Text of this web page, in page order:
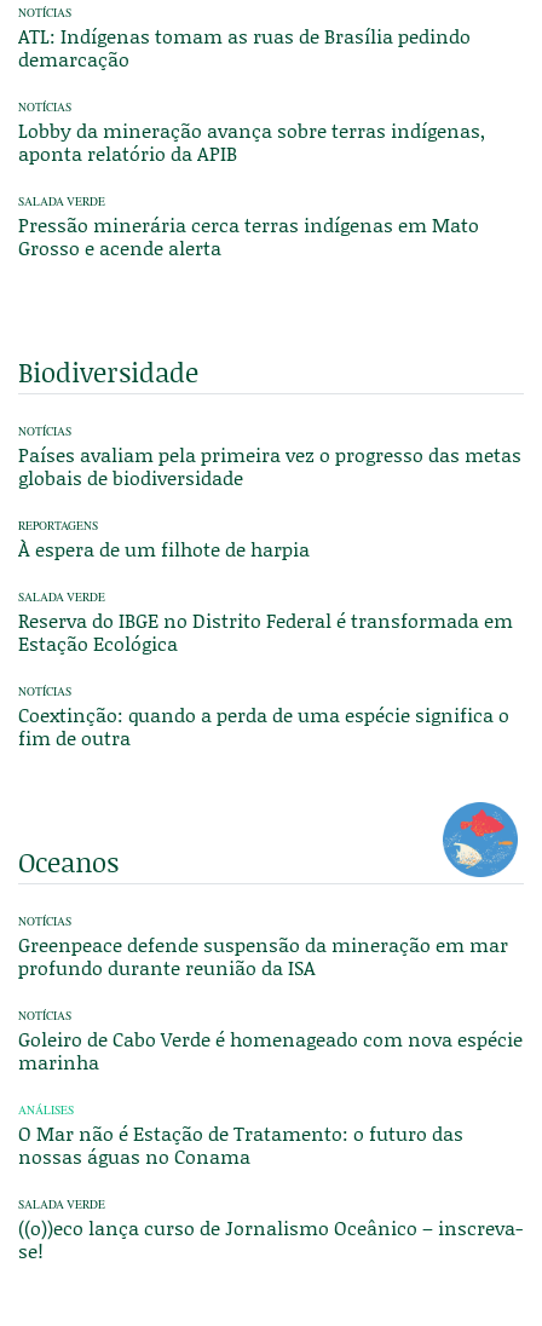
NOTÍCIAS
ATL: Indígenas tomam as ruas de Brasília pedindo
demarcação
NOTÍCIAS
Lobby da mineração avança sobre terras indígenas,
aponta relatório da APIB
SALADA VERDE
Pressão minerária cerca terras indígenas em Mato
Grosso e acende alerta
Biodiversidade
NOTÍCIAS
Países avaliam pela primeira vez o progresso das metas
globais de biodiversidade
REPORTAGENS
À espera de um filhote de harpia
SALADA VERDE
Reserva do IBGE no Distrito Federal é transformada em
Estação Ecológica
NOTÍCIAS
Coextinção: quando a perda de uma espécie significa o
fim de outra
Oceanos
NOTÍCIAS
Greenpeace defende suspensão da mineração em mar
profundo durante reunião da ISA
NOTÍCIAS
Goleiro de Cabo Verde é homenageado com nova espécie
marinha
ANÁLISES
O Mar não é Estação de Tratamento: o futuro das
nossas águas no Conama
SALADA VERDE
((o))eco lança curso de Jornalismo Oceânico – inscreva-
se!